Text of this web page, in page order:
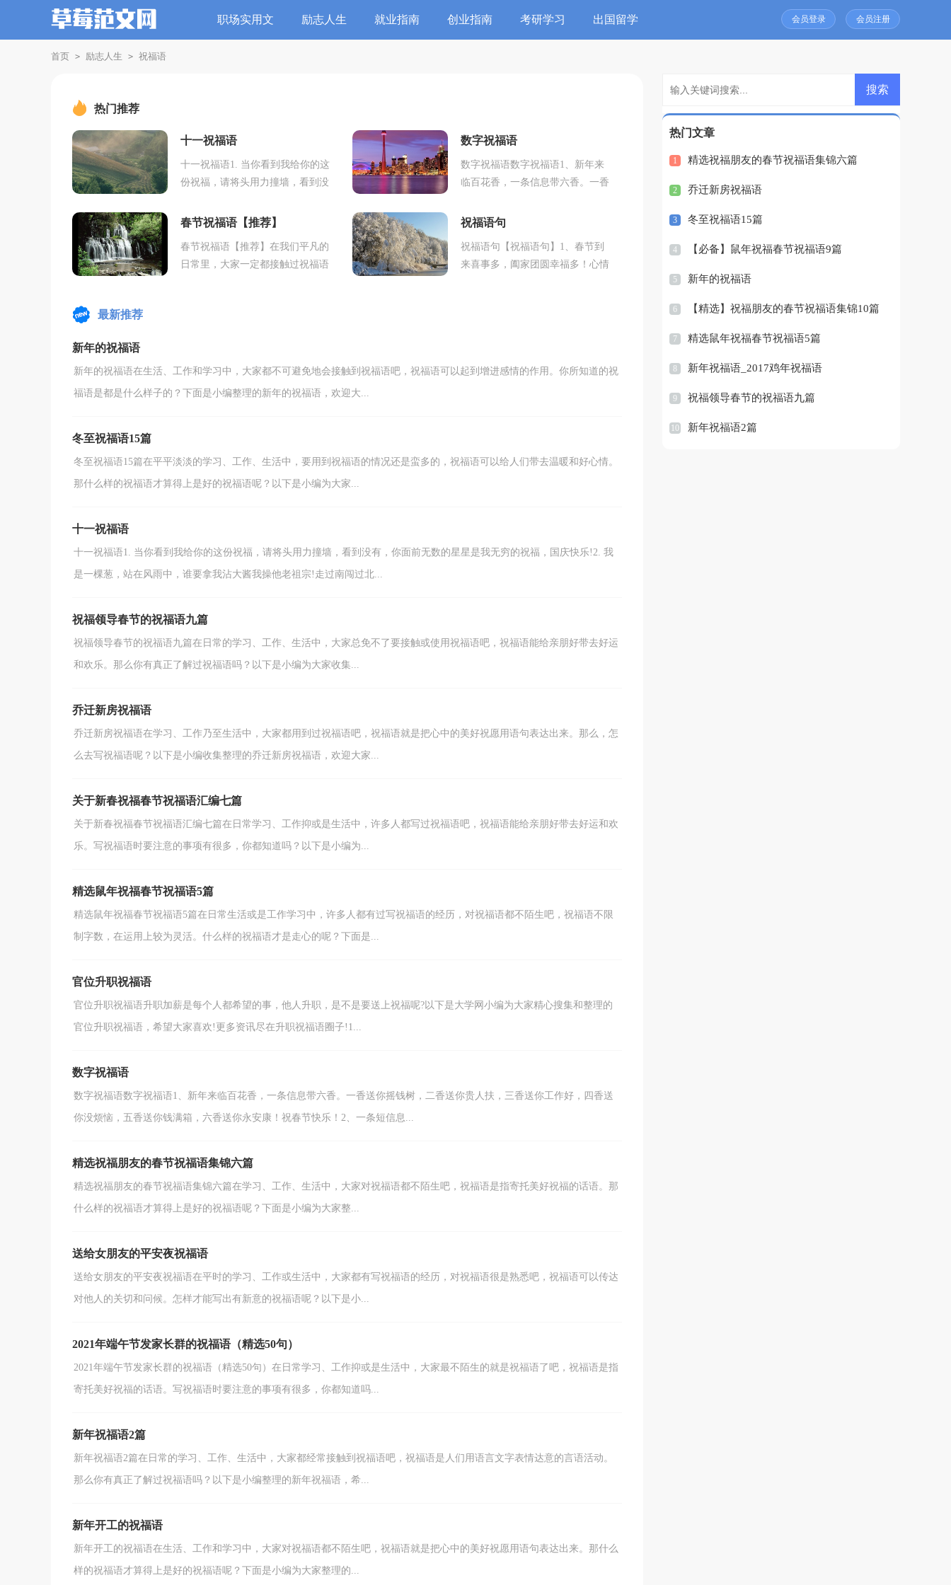
职场实用文 励志人生 就业指南 创业指南 考研学习 出国留学 会员登录 会员注册
首页 > 励志人生 > 祝福语
热门推荐
十一祝福语
十一祝福语1. 当你看到我给你的这
份祝福，请将头用力撞墙，看到没
祝福，国庆快乐!2. 我是一棵葱，
数字祝福语
数字祝福语数字祝福语1、新年来
临百花香，一条信息带六香。一香
香送你工作好，四香送你没烦恼，
春节祝福语【推荐】
春节祝福语【推荐】在我们平凡的
日常里，大家一定都接触过祝福语
祝福语句
祝福语句【祝福语句】1、春节到
来喜事多，阖家团圆幸福多！心情
最新推荐
新年的祝福语
新年的祝福语在生活、工作和学习中，大家都不可避免地会接触到祝福语吧，祝福语可以起到增进感情的作用。你所知道的祝
福语是都是什么样子的？下面是小编整理的新年的祝福语，欢迎大...
冬至祝福语15篇
冬至祝福语15篇在平平淡淡的学习、工作、生活中，要用到祝福语的情况还是蛮多的，祝福语可以给人们带去温暖和好心情。
那什么样的祝福语才算得上是好的祝福语呢？以下是小编为大家...
十一祝福语
十一祝福语1. 当你看到我给你的这份祝福，请将头用力撞墙，看到没有，你面前无数的星星是我无穷的祝福，国庆快乐!2. 我
是一棵葱，站在风雨中，谁要拿我沾大酱我操他老祖宗!走过南闯过北...
祝福领导春节的祝福语九篇
祝福领导春节的祝福语九篇在日常的学习、工作、生活中，大家总免不了要接触或使用祝福语吧，祝福语能给亲朋好带去好运
和欢乐。那么你有真正了解过祝福语吗？以下是小编为大家收集...
乔迁新房祝福语
乔迁新房祝福语在学习、工作乃至生活中，大家都用到过祝福语吧，祝福语就是把心中的美好祝愿用语句表达出来。那么，怎
么去写祝福语呢？以下是小编收集整理的乔迁新房祝福语，欢迎大家...
关于新春祝福春节祝福语汇编七篇
关于新春祝福春节祝福语汇编七篇在日常学习、工作抑或是生活中，许多人都写过祝福语吧，祝福语能给亲朋好带去好运和欢
乐。写祝福语时要注意的事项有很多，你都知道吗？以下是小编为...
精选鼠年祝福春节祝福语5篇
精选鼠年祝福春节祝福语5篇在日常生活或是工作学习中，许多人都有过写祝福语的经历，对祝福语都不陌生吧，祝福语不限
制字数，在运用上较为灵活。什么样的祝福语才是走心的呢？下面是...
官位升职祝福语
官位升职祝福语升职加薪是每个人都希望的事，他人升职，是不是要送上祝福呢?以下是大学网小编为大家精心搜集和整理的
官位升职祝福语，希望大家喜欢!更多资讯尽在升职祝福语圈子!1...
数字祝福语
数字祝福语数字祝福语1、新年来临百花香，一条信息带六香。一香送你摇钱树，二香送你贵人扶，三香送你工作好，四香送
你没烦恼，五香送你钱满箱，六香送你永安康！祝春节快乐！2、一条短信息...
精选祝福朋友的春节祝福语集锦六篇
精选祝福朋友的春节祝福语集锦六篇在学习、工作、生活中，大家对祝福语都不陌生吧，祝福语是指寄托美好祝福的话语。那
什么样的祝福语才算得上是好的祝福语呢？下面是小编为大家整...
送给女朋友的平安夜祝福语
送给女朋友的平安夜祝福语在平时的学习、工作或生活中，大家都有写祝福语的经历，对祝福语很是熟悉吧，祝福语可以传达
对他人的关切和问候。怎样才能写出有新意的祝福语呢？以下是小...
2021年端午节发家长群的祝福语（精选50句）
2021年端午节发家长群的祝福语（精选50句）在日常学习、工作抑或是生活中，大家最不陌生的就是祝福语了吧，祝福语是指
寄托美好祝福的话语。写祝福语时要注意的事项有很多，你都知道吗...
新年祝福语2篇
新年祝福语2篇在日常的学习、工作、生活中，大家都经常接触到祝福语吧，祝福语是人们用语言文字表情达意的言语活动。
那么你有真正了解过祝福语吗？以下是小编整理的新年祝福语，希...
新年开工的祝福语
新年开工的祝福语在生活、工作和学习中，大家对祝福语都不陌生吧，祝福语就是把心中的美好祝愿用语句表达出来。那什么
样的祝福语才算得上是好的祝福语呢？下面是小编为大家整理的...
热门文章
1 精选祝福朋友的春节祝福语集锦六篇
2 乔迁新房祝福语
3 冬至祝福语15篇
4 【必备】鼠年祝福春节祝福语9篇
5 新年的祝福语
6 【精选】祝福朋友的春节祝福语集锦10篇
7 精选鼠年祝福春节祝福语5篇
8 新年祝福语_2017鸡年祝福语
9 祝福领导春节的祝福语九篇
10 新年祝福语2篇